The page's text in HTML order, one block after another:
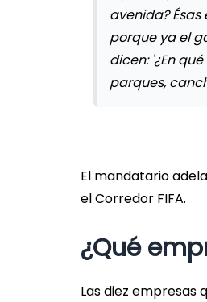
avenida?
porque ya el
dicen: '¿En
parques,
El mandatario
el Corredor FIFA.
¿Qué
Las diez empresas